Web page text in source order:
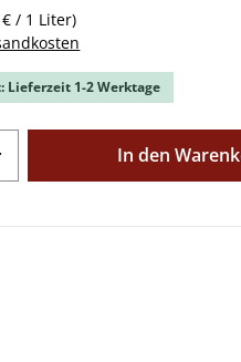
/ 1 Liter)
Lieferzeit 1-2 Werktage
Gib den In den